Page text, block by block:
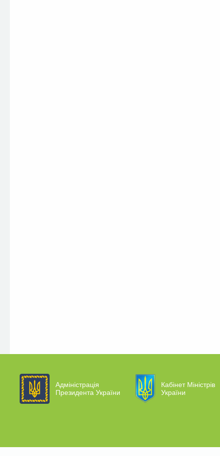
Адміністрація
Президента України
Кабінет Міністрів
України